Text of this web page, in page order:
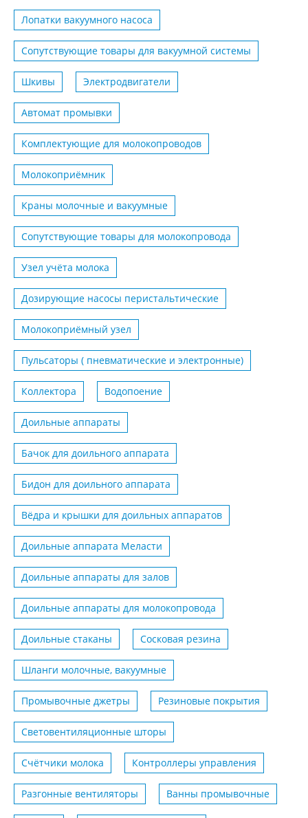
Лопатки вакуумного насоса
Сопутствующие товары для вакуумной системы
Шкивы Электродвигатели
Автомат промывки
Комплектующие для молокопроводов
Молокоприёмник
Краны молочные и вакуумные
Сопутствующие товары для молокопровода
Узел учёта молока
Дозирующие насосы перистальтические
Молокоприёмный узел
Пульсаторы ( пневматические и электронные)
Коллектора Водопоение
Доильные аппараты
Бачок для доильного аппарата
Бидон для доильного аппарата
Вёдра и крышки для доильных аппаратов
Доильные аппарата Меласти
Доильные аппараты для залов
Доильные аппараты для молокопровода
Доильные стаканы Сосковая резина
Шланги молочные, вакуумные
Промывочные джетры Резиновые покрытия
Световентиляционные шторы
Счётчики молока Контроллеры управления
Разгонные вентиляторы Ванны промывочные